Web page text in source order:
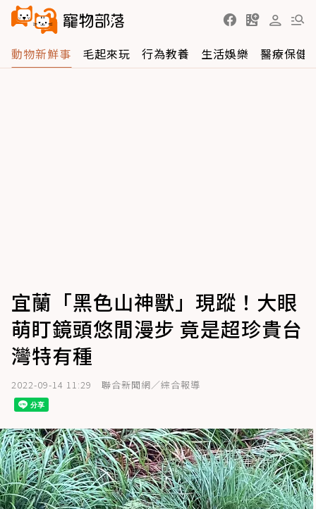
動物新鮮事 毛起來玩 行為教養 生活娛樂 醫療保健
宜蘭「黑色山神獸」現蹤！大眼
萌盯鏡頭悠閒漫步 竟是超珍貴台
灣特有種
2022-09-14 11:29 聯合新聞網／綜合報導